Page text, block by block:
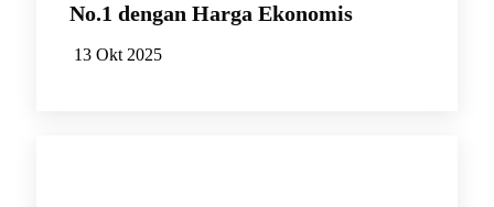
No.1 dengan Harga Ekonomis
13 Okt 2025